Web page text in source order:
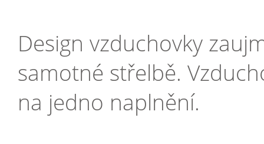
Design vzduchovky
samotné střelbě.
na jedno naplnění.